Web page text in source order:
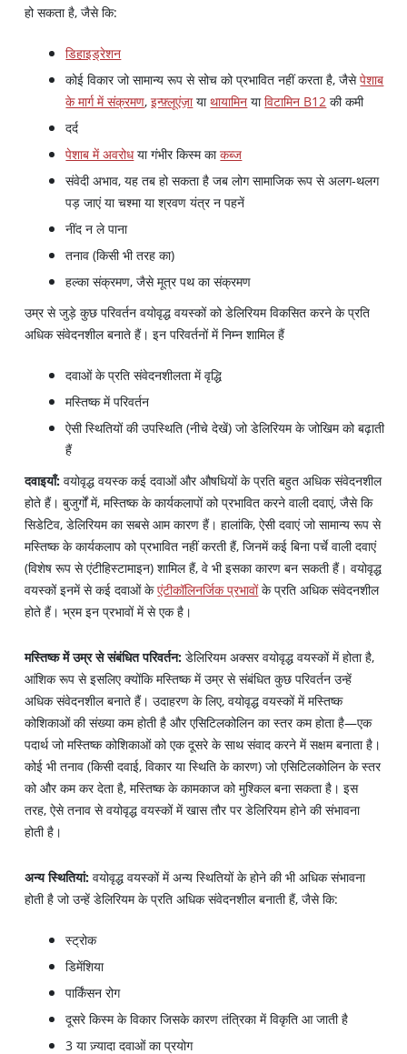
हो सकता है, जैसे कि:
डिहाइड्रेशन
कोई विकार जो सामान्य रूप से सोच को प्रभावित नहीं करता है, जैसेपेशाब
के मार्ग में संक्रमण,इन्फ़्लूएंज़ायाथायामिन याविटामिन B12 की कमी
दर्द
पेशाब में अवरोधया गंभीर किस्म काकब्ज
संवेदी अभाव, यह तब हो सकता है जब लोग सामाजिक रूप से अलग-थलग
पड़ जाएं या चश्मा या श्रवण यंत्र न पहनें
नींद न ले पाना
तनाव (किसी भी तरह का)
हल्का संक्रमण, जैसे मूत्र पथ का संक्रमण
उम्र से जुड़े कुछ परिवर्तन वयोवृद्ध वयस्कों को डेलिरियम विकसित करने के प्रति
अधिक संवेदनशील बनाते हैं। इन परिवर्तनों में निम्न शामिल हैं
दवाओं के प्रति संवेदनशीलता में वृद्धि
मस्तिष्क में परिवर्तन
ऐसी स्थितियों की उपस्थिति (नीचे देखें) जो डेलिरियम के जोखिम को बढ़ाती
हैं
दवाइयाँ: वयोवृद्ध वयस्क कई दवाओं और औषधियों के प्रति बहुत अधिक संवेदनशील
होते हैं। बुजुर्गों में, मस्तिष्क के कार्यकलापों को प्रभावित करने वाली दवाएं, जैसे कि
सिडेटिव, डेलिरियम का सबसे आम कारण हैं। हालांकि, ऐसी दवाएं जो सामान्य रूप से
मस्तिष्क के कार्यकलाप को प्रभावित नहीं करती हैं, जिनमें कई बिना पर्चे वाली दवाएं
(विशेष रूप से एंटीहिस्टामाइन) शामिल हैं, वे भी इसका कारण बन सकती हैं। वयोवृद्ध
वयस्कों इनमें से कई दवाओं केएंटीकॉलिनर्जिक प्रभावोंके प्रति अधिक संवेदनशील
होते हैं। भ्रम इन प्रभावों में से एक है।
मस्तिष्क में उम्र से संबंधित परिवर्तन: डेलिरियम अक्सर वयोवृद्ध वयस्कों में होता है,
आंशिक रूप से इसलिए क्योंकि मस्तिष्क में उम्र से संबंधित कुछ परिवर्तन उन्हें
अधिक संवेदनशील बनाते हैं। उदाहरण के लिए, वयोवृद्ध वयस्कों में मस्तिष्क
कोशिकाओं की संख्या कम होती है और एसिटिलकोलिन का स्तर कम होता है—एक
पदार्थ जो मस्तिष्क कोशिकाओं को एक दूसरे के साथ संवाद करने में सक्षम बनाता है।
कोई भी तनाव (किसी दवाई, विकार या स्थिति के कारण) जो एसिटिलकोलिन के स्तर
को और कम कर देता है, मस्तिष्क के कामकाज को मुश्किल बना सकता है। इस
तरह, ऐसे तनाव से वयोवृद्ध वयस्कों में खास तौर पर डेलिरियम होने की संभावना
होती है।
अन्य स्थितियां: वयोवृद्ध वयस्कों में अन्य स्थितियों के होने की भी अधिक संभावना
होती है जो उन्हें डेलिरियम के प्रति अधिक संवेदनशील बनाती हैं, जैसे कि:
स्ट्रोक
डिमेंशिया
पार्किंसन रोग
दूसरे किस्म के विकार जिसके कारण तंत्रिका में विकृति आ जाती है
3 या ज़्यादा दवाओं का प्रयोग